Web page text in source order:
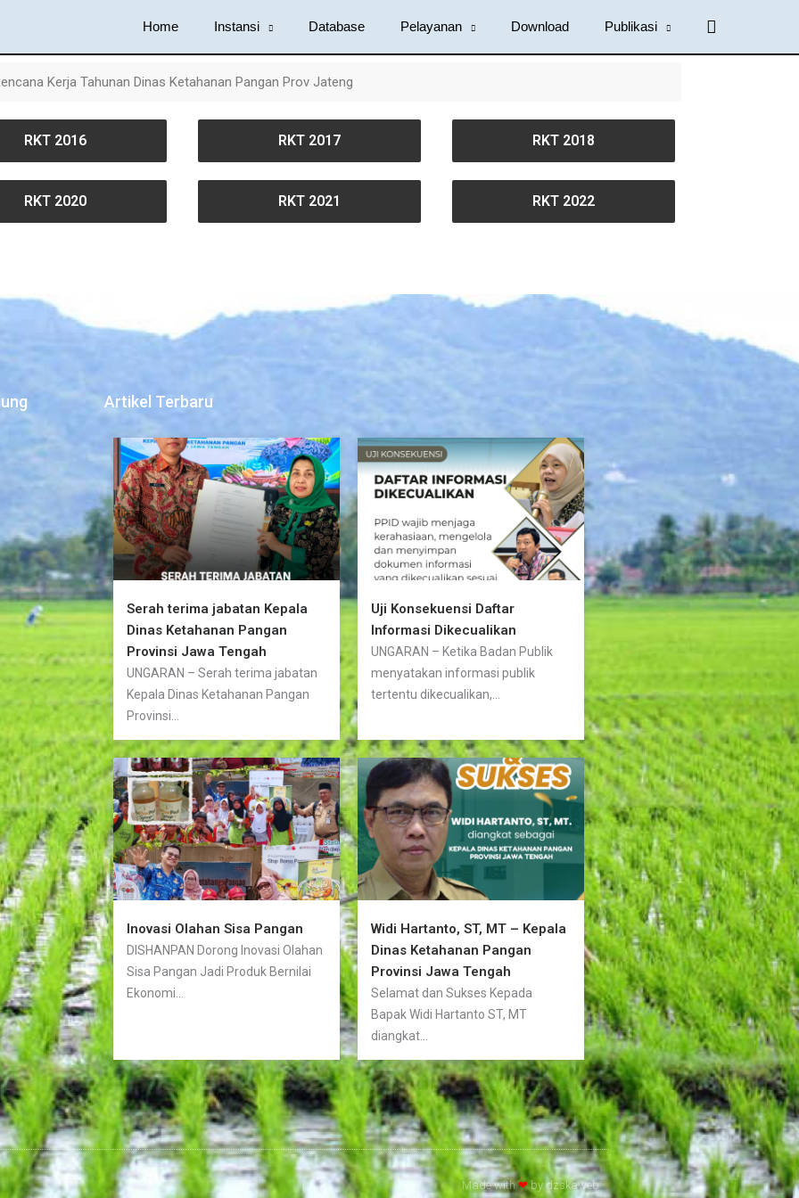
Home Instansi Database Pelayanan Download Publikasi Cari
Kerja Tahunan Dinas Ketahanan Pangan Prov Jateng
RKT 2016 RKT 2017 RKT 2018
RKT 2020 RKT 2021 RKT 2022
Artikel Terbaru
Serah terima jabatan Kepala
Dinas Ketahanan Pangan
Provinsi Jawa Tengah
UNGARAN – Serah terima jabatan
Kepala Dinas Ketahanan Pangan
Provinsi...
Uji Konsekuensi Daftar
Informasi Dikecualikan
UNGARAN – Ketika Badan Publik
menyatakan informasi publik
tertentu dikecualikan,...
Inovasi Olahan Sisa Pangan
DISHANPAN Dorong Inovasi Olahan
Sisa Pangan Jadi Produk Bernilai
Ekonomi...
Widi Hartanto, ST, MT – Kepala
Dinas Ketahanan Pangan
Provinsi Jawa Tengah
Selamat dan Sukses Kepada
Bapak Widi Hartanto ST, MT
diangkat...
Made with❤bydzskaweb